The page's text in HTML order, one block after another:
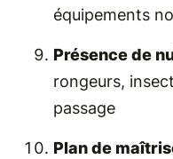
équipements
Présence de
rongeurs,
passage
Plan de